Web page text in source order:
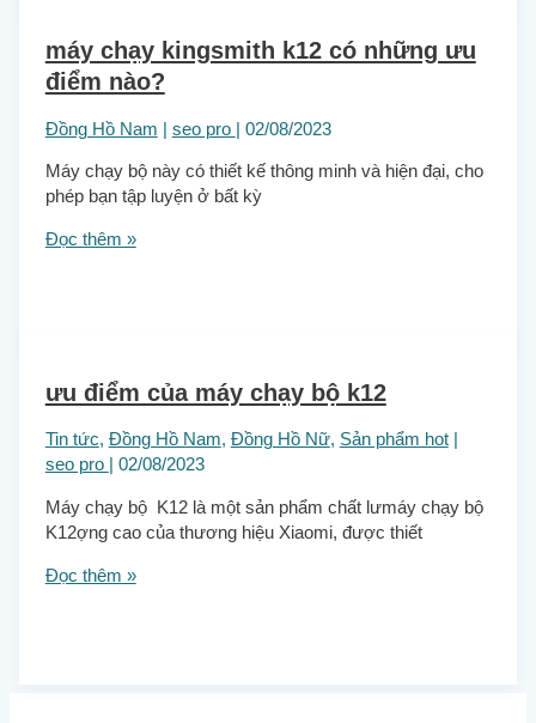
máy chạy kingsmith k12 có những ưu
điểm nào?
Đồng Hồ Nam | seo pro | 02/08/2023
Máy chạy bộ này có thiết kế thông minh và hiện đại, cho
phép bạn tập luyện ở bất kỳ
Đọc thêm »
ưu điểm của máy chạy bộ k12
Tin tức, Đồng Hồ Nam, Đồng Hồ Nữ, Sản phẩm hot|
seo pro
02/08/2023
Máy chạy bộ K12 là một sản phẩm chất lưmáy chạy bộ
K12ợng cao của thương hiệu Xiaomi, được thiết
Đọc thêm »